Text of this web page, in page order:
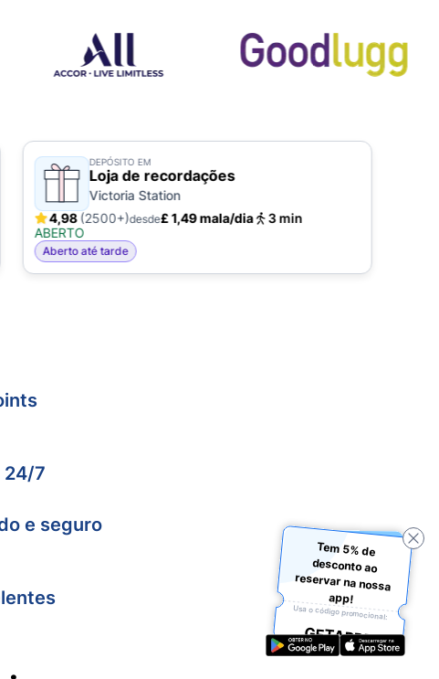
DEPÓSITO EM
Loja de recordações
Victoria Station
4,98(2500+)desde£ 1,49 mala/dia
3 min
ABERTO
Aberto até tarde
24/7
e seguro
Tem 5% de
desconto ao
reservar na nossa
app!
Usa o código promocional:
GETAPP5